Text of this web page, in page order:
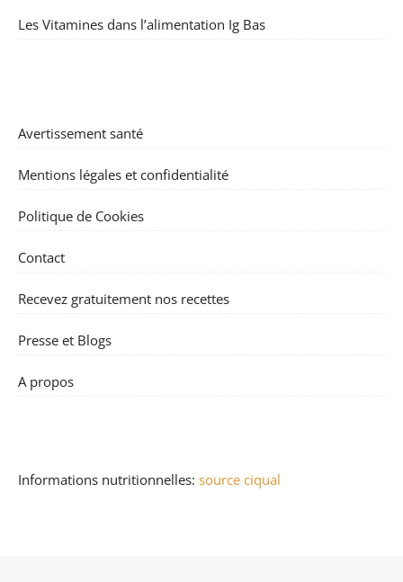
Les Vitamines dans l’alimentation Ig Bas
Avertissement santé
Mentions légales et confidentialité
Politique de Cookies
Contact
Recevez gratuitement nos recettes
Presse et Blogs
A propos
Informations nutritionnelles: source ciqual